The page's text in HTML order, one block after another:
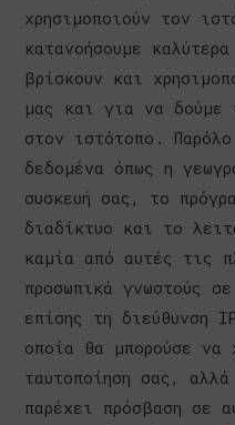
χρησιμοποιούν τον
κατανοήσουμε
βρίσκουν και
μας και για να δούμε
στον ιστότοπο.
δεδομένα όπως η
συσκευή σας, το
διαδίκτυο και το
καμία από αυτές τις
προσωπικά γνωστούς
επίσης τη διεύθυνση
οποία θα μπορούσε να
ταυτοποίηση σας,
παρέχει πρόσβαση σε